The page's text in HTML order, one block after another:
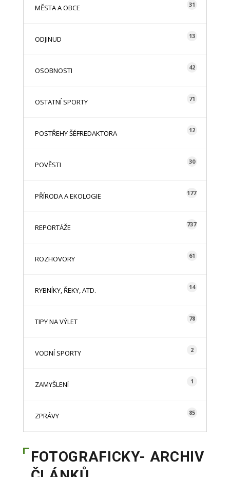
MĚSTA A OBCE 31
ODJINUD 13
OSOBNOSTI 42
OSTATNÍ SPORTY 71
POSTŘEHY ŠÉFREDAKTORA 12
POVĚSTI 30
PŘÍRODA A EKOLOGIE 177
REPORTÁŽE 737
ROZHOVORY 61
RYBNÍKY, ŘEKY, ATD. 14
TIPY NA VÝLET 78
VODNÍ SPORTY 2
ZAMYŠLENÍ 1
ZPRÁVY 85
FOTOGRAFICKY- ARCHIV